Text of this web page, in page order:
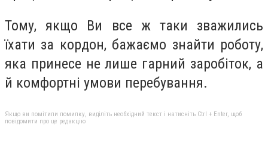
Тому, якщо Ви все ж таки зважились
їхати за кордон, бажаємо знайти роботу,
яка принесе не лише гарний заробіток, а
й комфортні умови перебування.
Якщо ви помітили помилку, виділіть необхідний текст і натисніть Ctrl + Enter, щоб
повідомити про це редакцію